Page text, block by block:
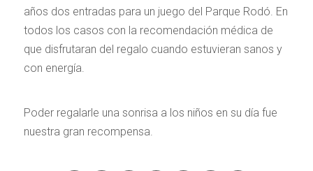
años dos entradas para un juego del Parque Rodó. En
todos los casos con la recomendación médica de
que disfrutaran del regalo cuando estuvieran sanos y
con energía.
Poder regalarle una sonrisa a los niños en su día fue
nuestra gran recompensa.